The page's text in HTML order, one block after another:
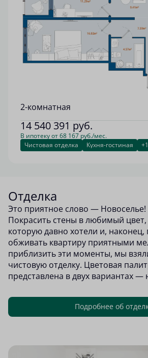
2-комнатная
14 540 391 руб.
В ипотеку от 68 167 руб./мес.
Чистовая отделка
Кухня-гостиная +1
Отделка
Это приятное слово — Новоселье!
Покрасить стены в любимый цвет,
которую давно хотели и, наконец,
обживать квартиру приятными
приблизить эти моменты, мы
чистовую отделку. Цветовая
представлена в двух вариантах
Подробнее об